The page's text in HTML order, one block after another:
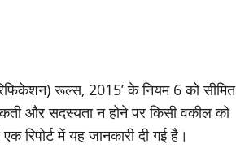
रूल्स, 2015’ के नियम 6 को सीमित
और सदस्यता न होने पर किसी वकील को
रिपोर्ट में यह जानकारी दी गई है।